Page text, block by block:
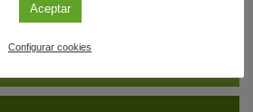
A Y QUIERES DIFUNDIR
Aceptar
Configurar cookies